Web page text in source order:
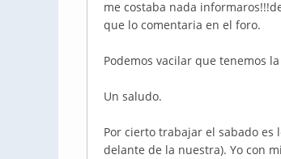
me costaba nada
que lo comentaria en el foro.
Podemos vacilar que tenemos
Un saludo.
Por cierto trabajar el sabado es
delante de la nuestra). Yo con